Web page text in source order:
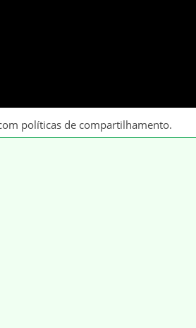
políticas de compartilhamento.